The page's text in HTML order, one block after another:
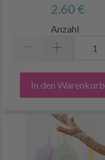
2.60 €
Anzahl
In den Warenkorb